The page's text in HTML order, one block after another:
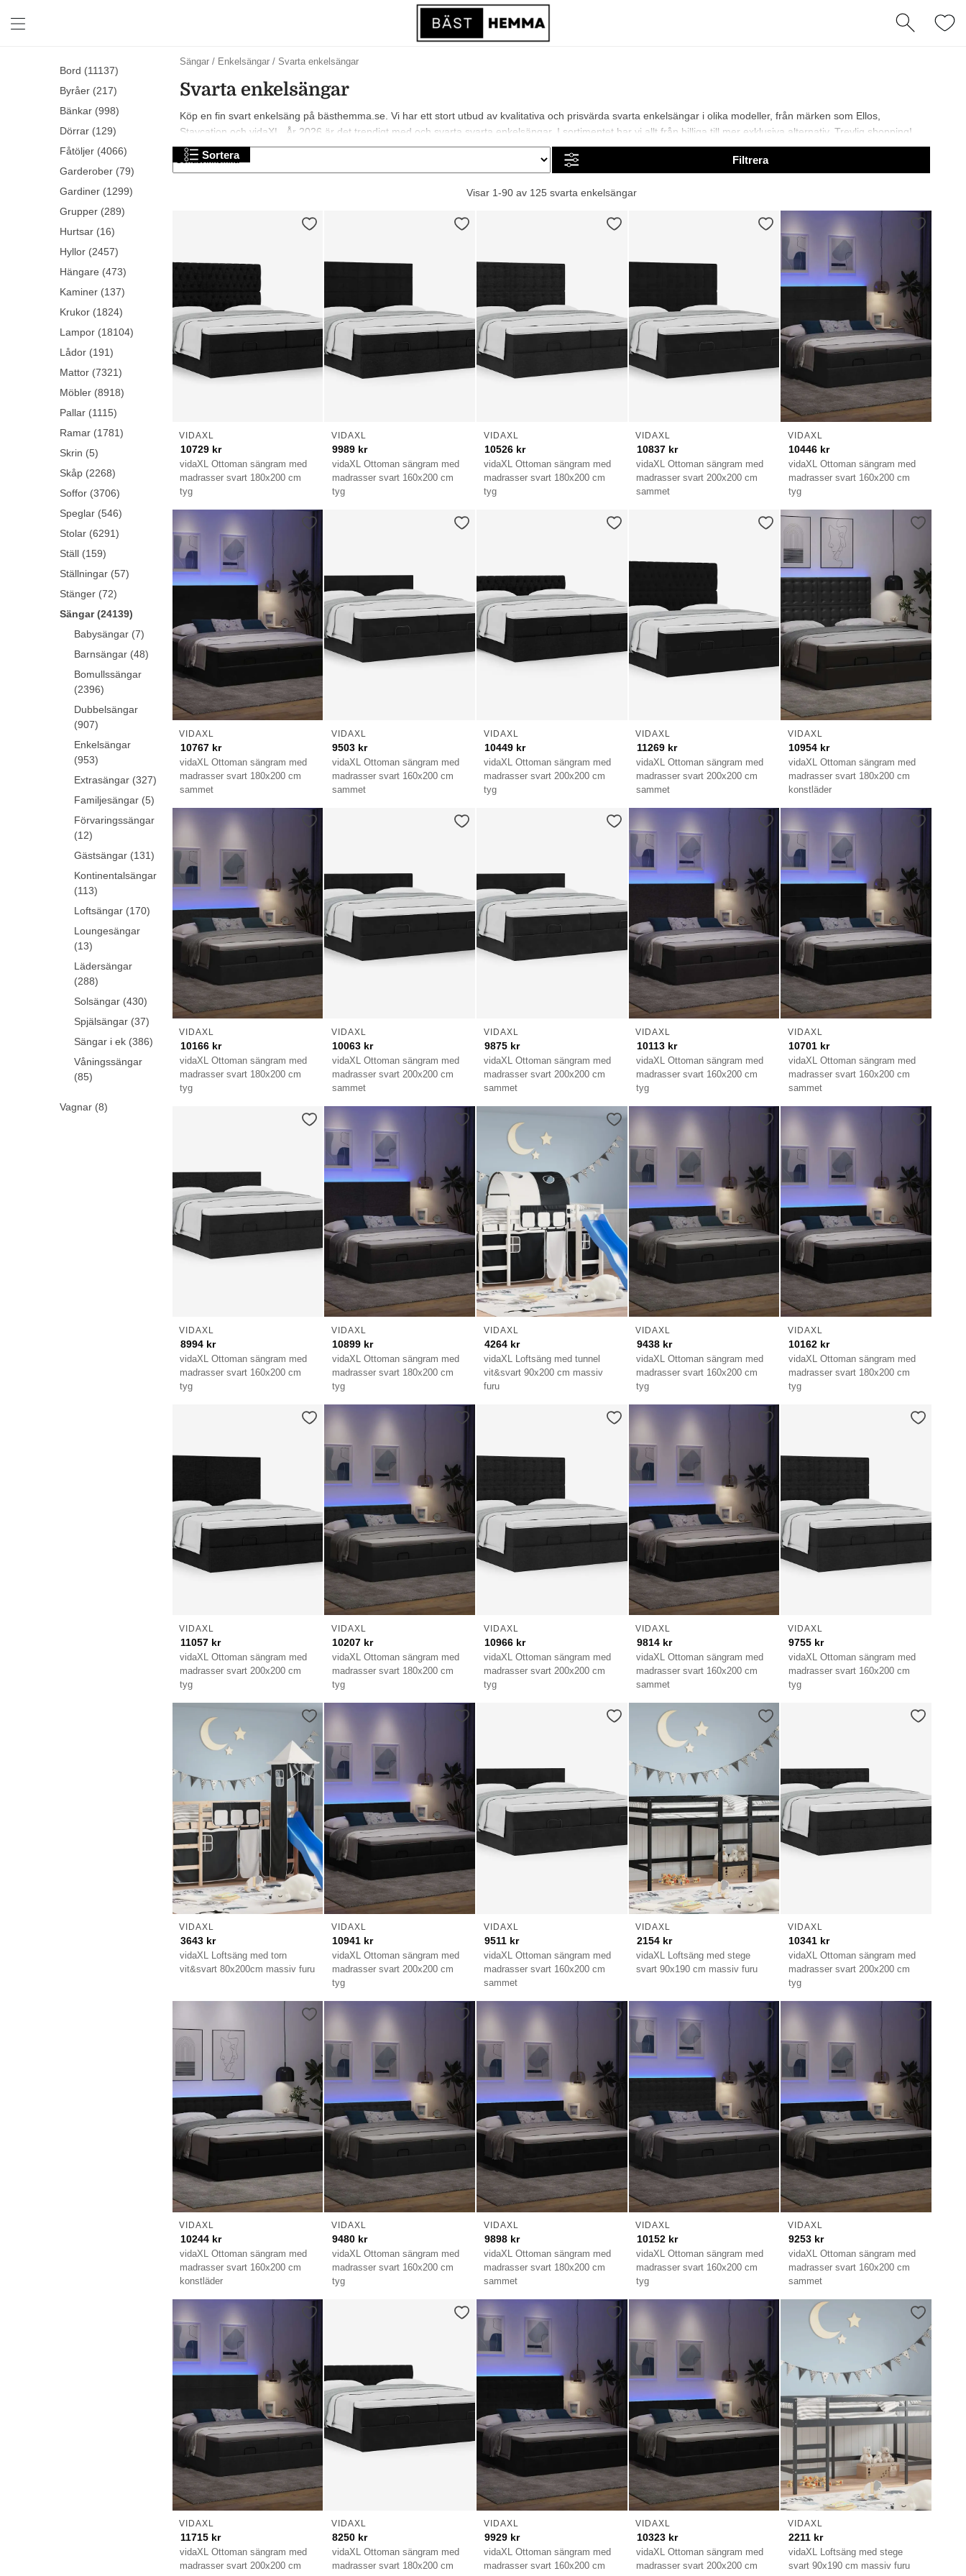
Sängar/ Enkelsängar/ Svarta enkelsängar
Svarta enkelsängar
Köp en fin svart enkelsäng på bästhemma.se. Vi har ett stort utbud av kvalitativa och prisvärda svarta enkelsängar i olika modeller, från märken som Ellos,
Staycation och vidaXL. År 2026 är det trendigt med och svarta svarta enkelsängar. I sortimentet har vi allt från billiga till mer exklusiva alternativ. Trevlig shopping!
Sortera Filtrera
Visar 1-90 av 125 svarta enkelsängar
vidaXL Ottoman sängram med
madrasser svart 180x200 cm
tyg
VIDAXL
10729 kr
vidaXL Ottoman sängram med
madrasser svart 160x200 cm
tyg
VIDAXL
9989 kr
vidaXL Ottoman sängram med
madrasser svart 180x200 cm
tyg
VIDAXL
10526 kr
vidaXL Ottoman sängram med
madrasser svart 200x200 cm
sammet
VIDAXL
10837 kr
vidaXL Ottoman sängram med
madrasser svart 160x200 cm
tyg
VIDAXL
10446 kr
vidaXL Ottoman sängram med
madrasser svart 180x200 cm
sammet
VIDAXL
10767 kr
vidaXL Ottoman sängram med
madrasser svart 160x200 cm
sammet
VIDAXL
9503 kr
vidaXL Ottoman sängram med
madrasser svart 200x200 cm
tyg
VIDAXL
10449 kr
vidaXL Ottoman sängram med
madrasser svart 200x200 cm
sammet
VIDAXL
11269 kr
vidaXL Ottoman sängram med
madrasser svart 180x200 cm
konstläder
VIDAXL
10954 kr
vidaXL Ottoman sängram med
madrasser svart 180x200 cm
tyg
VIDAXL
10166 kr
vidaXL Ottoman sängram med
madrasser svart 200x200 cm
sammet
VIDAXL
10063 kr
vidaXL Ottoman sängram med
madrasser svart 200x200 cm
sammet
VIDAXL
9875 kr
vidaXL Ottoman sängram med
madrasser svart 160x200 cm
tyg
VIDAXL
10113 kr
vidaXL Ottoman sängram med
madrasser svart 160x200 cm
sammet
VIDAXL
10701 kr
vidaXL Ottoman sängram med
madrasser svart 160x200 cm
tyg
VIDAXL
8994 kr
vidaXL Ottoman sängram med
madrasser svart 180x200 cm
tyg
VIDAXL
10899 kr
vidaXL Loftsäng med tunnel
vit&svart 90x200 cm massiv
furu
VIDAXL
4264 kr
vidaXL Ottoman sängram med
madrasser svart 160x200 cm
tyg
VIDAXL
9438 kr
vidaXL Ottoman sängram med
madrasser svart 180x200 cm
tyg
VIDAXL
10162 kr
vidaXL Ottoman sängram med
madrasser svart 200x200 cm
tyg
VIDAXL
11057 kr
vidaXL Ottoman sängram med
madrasser svart 180x200 cm
tyg
VIDAXL
10207 kr
vidaXL Ottoman sängram med
madrasser svart 200x200 cm
tyg
VIDAXL
10966 kr
vidaXL Ottoman sängram med
madrasser svart 160x200 cm
sammet
VIDAXL
9814 kr
vidaXL Ottoman sängram med
madrasser svart 160x200 cm
tyg
VIDAXL
9755 kr
vidaXL Loftsäng med torn
vit&svart 80x200cm massiv furu
VIDAXL
3643 kr
vidaXL Ottoman sängram med
madrasser svart 200x200 cm
tyg
VIDAXL
10941 kr
vidaXL Ottoman sängram med
madrasser svart 160x200 cm
sammet
VIDAXL
9511 kr
vidaXL Loftsäng med stege
svart 90x190 cm massiv furu
VIDAXL
2154 kr
vidaXL Ottoman sängram med
madrasser svart 200x200 cm
tyg
VIDAXL
10341 kr
vidaXL Ottoman sängram med
madrasser svart 160x200 cm
konstläder
VIDAXL
10244 kr
vidaXL Ottoman sängram med
madrasser svart 160x200 cm
tyg
VIDAXL
9480 kr
vidaXL Ottoman sängram med
madrasser svart 180x200 cm
sammet
VIDAXL
9898 kr
vidaXL Ottoman sängram med
madrasser svart 160x200 cm
tyg
VIDAXL
10152 kr
vidaXL Ottoman sängram med
madrasser svart 160x200 cm
sammet
VIDAXL
9253 kr
vidaXL Ottoman sängram med
madrasser svart 200x200 cm
VIDAXL
11715 kr
vidaXL Ottoman sängram med
madrasser svart 180x200 cm
VIDAXL
8250 kr
vidaXL Ottoman sängram med
madrasser svart 160x200 cm
VIDAXL
9929 kr
vidaXL Ottoman sängram med
madrasser svart 200x200 cm
VIDAXL
10323 kr
vidaXL Loftsäng med stege
svart 90x190 cm massiv furu
VIDAXL
2211 kr
Bord (11137)
Byråer (217)
Bänkar (998)
Dörrar (129)
Fåtöljer (4066)
Garderober (79)
Gardiner (1299)
Grupper (289)
Hurtsar (16)
Hyllor (2457)
Hängare (473)
Kaminer (137)
Krukor (1824)
Lampor (18104)
Lådor (191)
Mattor (7321)
Möbler (8918)
Pallar (1115)
Ramar (1781)
Skrin (5)
Skåp (2268)
Soffor (3706)
Speglar (546)
Stolar (6291)
Ställ (159)
Ställningar (57)
Stänger (72)
Sängar (24139)
Babysängar (7)
Barnsängar (48)
Bomullssängar
(2396)
Dubbelsängar
(907)
Enkelsängar
(953)
Extrasängar (327)
Familjesängar (5)
Förvaringssängar
(12)
Gästsängar (131)
Kontinentalsängar
(113)
Loftsängar (170)
Loungesängar
(13)
Lädersängar
(288)
Solsängar (430)
Spjälsängar (37)
Sängar i ek (386)
Våningssängar
(85)
Vagnar (8)